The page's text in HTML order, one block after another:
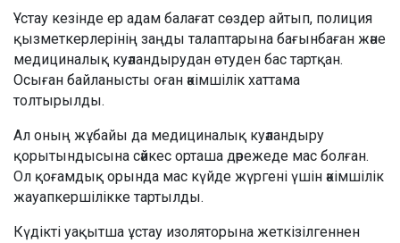
Ұстау кезінде ер адам балағат сөздер айтып, полиция
қызметкерлерінің заңды талаптарына бағынбаған және
медициналық куәландырудан өтуден бас тартқан.
Осыған байланысты оған әкімшілік хаттама
толтырылды.
Ал оның жұбайы да медициналық куәландыру
қорытындысына сәйкес орташа дәрежеде мас болған.
Ол қоғамдық орында мас күйде жүргені үшін әкімшілік
жауапкершілікке тартылды.
Күдікті уақытша ұстау изоляторына жеткізілгеннен